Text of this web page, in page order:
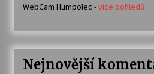
WebCam Humpolec -více pohledů
Nejnovější